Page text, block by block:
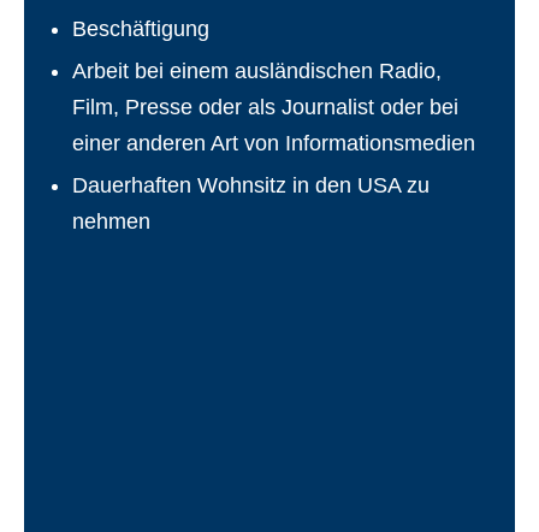
Beschäftigung
Arbeit bei einem ausländischen Radio,
Film, Presse oder als Journalist oder bei
einer anderen Art von Informationsmedien
Dauerhaften Wohnsitz in den USA zu
nehmen